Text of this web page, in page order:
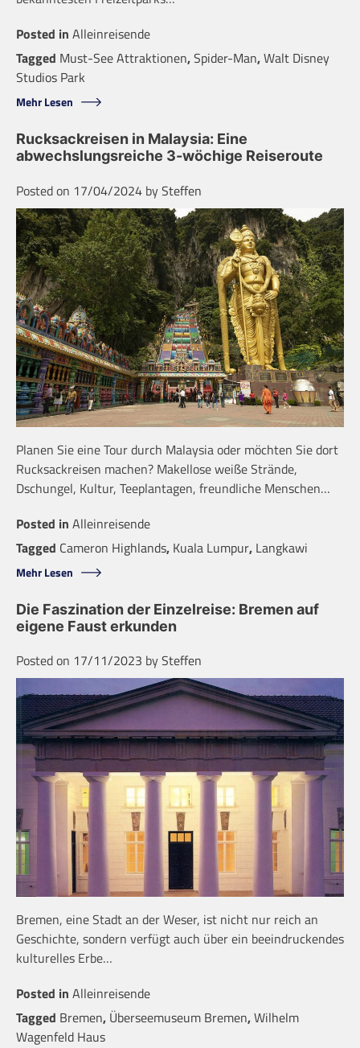
Posted in Alleinreisende
Tagged Must-See Attraktionen,Spider-Man,Walt Disney
Studios Park
Mehr Lesen
Rucksackreisen in Malaysia: Eine
abwechslungsreiche 3-wöchige Reiseroute
Posted on 17/04/2024 bySteffen
Planen Sie eine Tour durch Malaysia oder möchten Sie dort
Rucksackreisen machen? Makellose weiße Strände,
Dschungel, Kultur, Teeplantagen, freundliche Menschen…
Posted in Alleinreisende
Tagged Cameron Highlands, Kuala Lumpur, Langkawi
Mehr Lesen
Die Faszination der Einzelreise: Bremen auf
eigene Faust erkunden
Posted on 17/11/2023 bySteffen
Bremen, eine Stadt an der Weser, ist nicht nur reich an
Geschichte, sondern verfügt auch über ein beeindruckendes
kulturelles Erbe…
Posted in Alleinreisende
Tagged Bremen, Überseemuseum Bremen,Wilhelm
Wagenfeld Haus